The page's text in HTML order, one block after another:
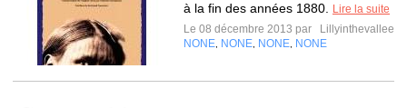
à la fin des années 1880.
Lire la suite
Le 08 décembre 2013 par
Lillyinthevallee
NONE NONE NONE NONE